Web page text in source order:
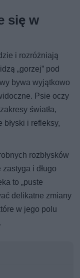
się w
i rozróżniają
„gorzej” pod
bywa wyjątkowo
Psie oczy
światła,
i refleksy,
rozbłysków
i długo
to „puste
delikatne zmiany
w jego polu